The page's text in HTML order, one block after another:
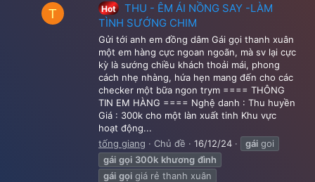
T Hot
THU - ÊM ÁI NỒNG SAY -LÀM
TÌNH SƯỚNG CHIM
Gửi tới anh em đồng dâm Gái gọi thanh xuân
một em hàng cực ngoan ngoãn, mà sv lại cực
kỳ là sướng chiều khách thoải mái, phong
cách nhẹ nhàng, hứa hẹn mang đến cho các
checker một bữa ngon trym ==== THÔNG
TIN EM HÀNG ==== Nghệ danh : Thu huyền
Giá : 300k cho một làn xuất tinh Khu vực
hoạt động...
tống giang
Chủ đề 16/12/24 gái goi
gái gọi 300k khương đình
gái gọi giá rẻ thanh xuân